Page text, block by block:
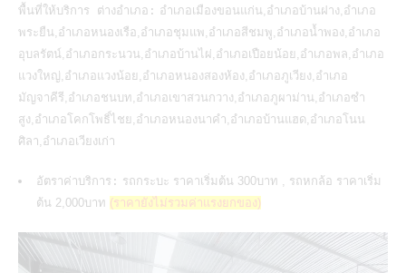
พื้นที่ให้บริการ ต่างอำเภอ: อำเภอเมืองขอนแก่น,อำเภอบ้านฝาง,อำเภอ
พระยืน,อำเภอหนองเรือ,อำเภอชุมแพ,อำเภอสีชมพู,อำเภอน้ำพอง,อำเภอ
อุบลรัตน์,อำเภอกระนวน,อำเภอบ้านไผ่,อำเภอเปือยน้อย,อำเภอพล,อำเภอ
แวงใหญ่,อำเภอแวงน้อย,อำเภอหนองสองห้อง,อำเภอภูเวียง,อำเภอ
มัญจาคีรี,อำเภอชนบท,อำเภอเขาสวนกวาง,อำเภอภูผาม่าน,อำเภอซำ
สูง,อำเภอโคกโพธิ์ไชย,อำเภอหนองนาคำ,อำเภอบ้านแฮด,อำเภอโนน
ศิลา,อำเภอเวียงเก่า
อัตราค่าบริการ: รถกระบะ ราคาเริ่มต้น 300บาท , รถหกล้อ ราคาเริ่ม
ต้น 2,000บาท (ราคายังไม่รวมค่าแรงยกของ)